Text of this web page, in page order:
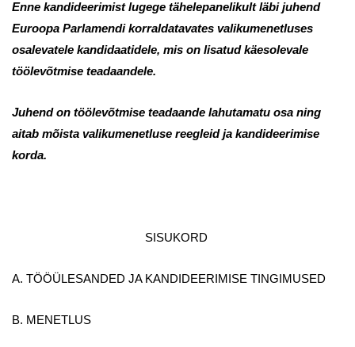
Enne kandideerimist lugege tähelepanelikult läbi juhend
Euroopa Parlamendi korraldatavates valikumenetluses
osalevatele kandidaatidele, mis on lisatud käesolevale
töölevõtmise teadaandele.
Juhend on töölevõtmise teadaande lahutamatu osa ning
aitab mõista valikumenetluse reegleid ja kandideerimise
korda.
SISUKORD
A. TÖÖÜLESANDED JA KANDIDEERIMISE TINGIMUSED
B. MENETLUS